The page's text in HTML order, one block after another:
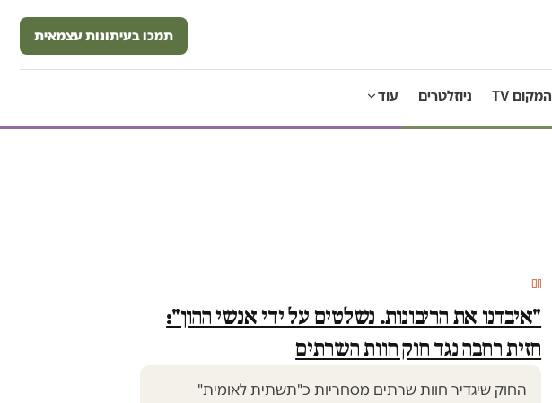
תמכו בעיתונות עצמאית
המקום TV ניוזלטרים עוד
חם
"איבדנו את הריבונות. נשלטים על ידי אנשי ההון":
חזית רחבה נגד חוק חוות השרתים
החוק שיגדיר חוות שרתים מסחריות כ"תשתית לאומית"